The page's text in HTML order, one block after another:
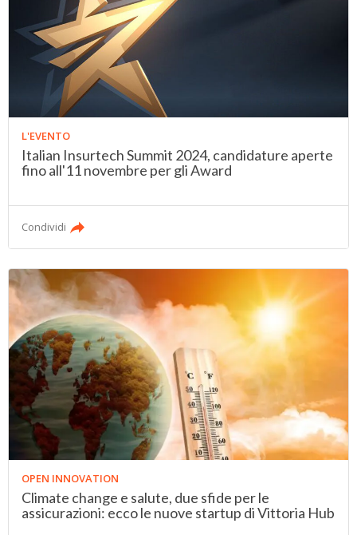
L'EVENTO
Italian Insurtech Summit 2024, candidature aperte
fino all'11 novembre per gli Award
Condividi
OPEN INNOVATION
Climate change e salute, due sfide per le
assicurazioni: ecco le nuove startup di Vittoria Hub